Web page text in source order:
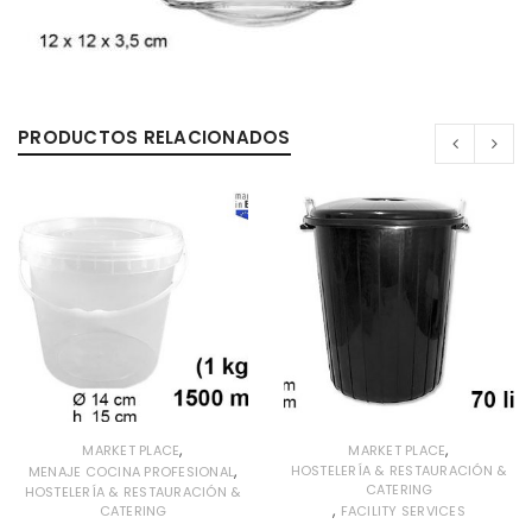
PRODUCTOS RELACIONADOS
MARKET PLACE,
MENAJE COCINA PROFESIONAL,
HOSTELERÍA & RESTAURACIÓN &
CATERING
MARKET PLACE,
HOSTELERÍA & RESTAURACIÓN &
CATERING
, FACILITY SERVICES